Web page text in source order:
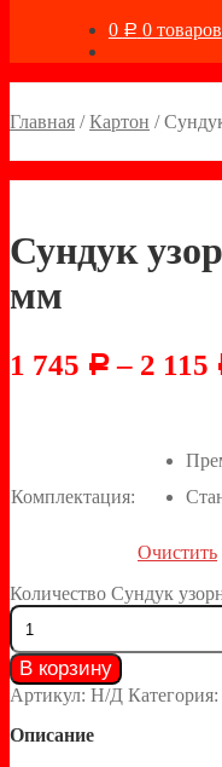
0 Р 0 товаров
Главная /Картон /
Сундук
мм
1 745 Р – 2 115
Комплектация:
Очистить
Количество Сундук
В корзину
Артикул: Н/Д Категория:
Описание